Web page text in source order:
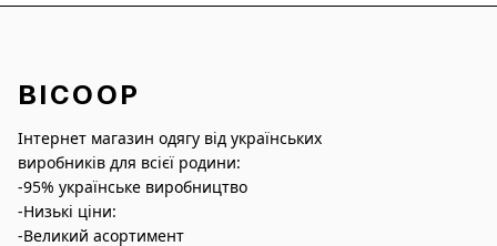
BICOOP
Інтернет магазин одягу від українських
виробників для всієї родини:
-95% українське виробництво
-Низькі ціни:
-Великий асортимент